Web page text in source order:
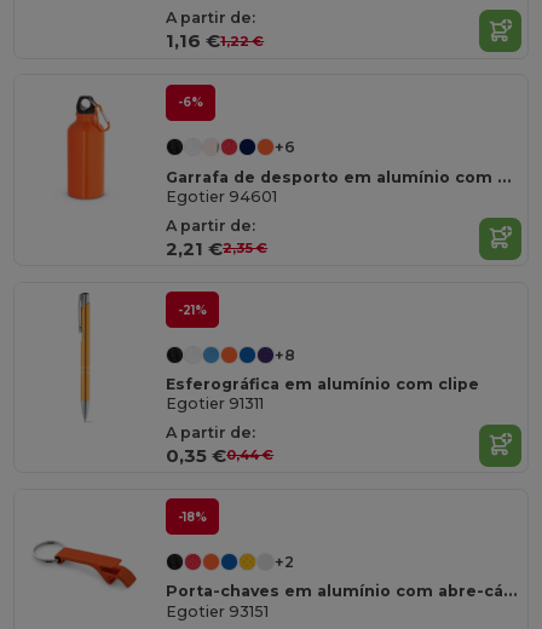
A partir de:
1,16 €1,22 €
-6%
+6
Garrafa de desporto em alumínio com mosquetão 400 mL
Egotier 94601
A partir de:
2,21 €2,35 €
-21%
+8
Esferográfica em alumínio com clipe
Egotier 91311
A partir de:
0,35 €0,44 €
-18%
+2
Porta-chaves em alumínio com abre-cápsulas
Egotier 93151